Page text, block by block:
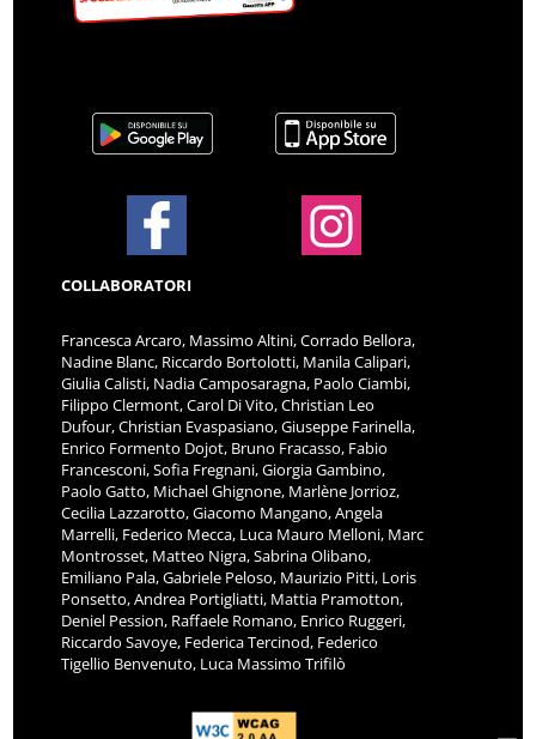
COLLABORATORI
Francesca Arcaro, Massimo Altini, Corrado Bellora,
Nadine Blanc, Riccardo Bortolotti, Manila Calipari,
Giulia Calisti, Nadia Camposaragna, Paolo Ciambi,
Filippo Clermont, Carol Di Vito, Christian Leo
Dufour, Christian Evaspasiano, Giuseppe Farinella,
Enrico Formento Dojot, Bruno Fracasso, Fabio
Francesconi, Sofia Fregnani, Giorgia Gambino,
Paolo Gatto, Michael Ghignone, Marlène Jorrioz,
Cecilia Lazzarotto, Giacomo Mangano, Angela
Marrelli, Federico Mecca, Luca Mauro Melloni, Marc
Montrosset, Matteo Nigra, Sabrina Olibano,
Emiliano Pala, Gabriele Peloso, Maurizio Pitti, Loris
Ponsetto, Andrea Portigliatti, Mattia Pramotton,
Deniel Pession, Raffaele Romano, Enrico Ruggeri,
Riccardo Savoye, Federica Tercinod, Federico
Tigellio Benvenuto, Luca Massimo Trifilò